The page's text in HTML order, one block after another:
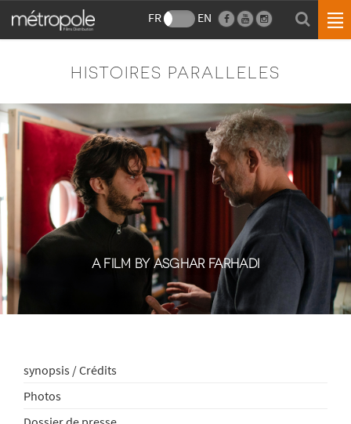
FR EN
HISTOIRES PARALLELES
A FILM BY ASGHAR FARHADI
synopsis / Crédits
Photos